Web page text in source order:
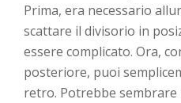
Prima, era necessario
scattare il divisorio in
essere complicato. Ora,
posteriore, puoi
retro. Potrebbe sembrare